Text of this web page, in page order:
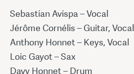
Sebastian Avispa – Vocal
Jérôme Cornélis – Guitar, Vocal
Anthony Honnet – Keys, Vocal
Loic Gayot – Sax
Davy Honnet – Drum